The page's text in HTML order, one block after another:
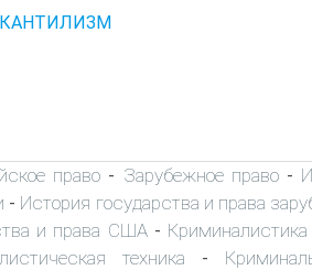
право - Зарубежное право-
- История государства и права
и права США- Криминалистика
техника -